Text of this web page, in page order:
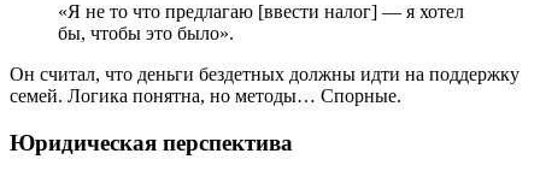
«Я не то что предлагаю [ввести налог] — я хотел
бы, чтобы это было».
Он считал, что деньги бездетных должны идти на поддержку
семей. Логика понятна, но методы… Спорные.
Юридическая перспектива